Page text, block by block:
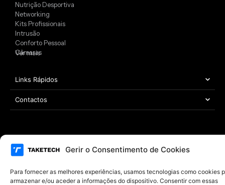
Gerir o Consentimento de Cookies
Para fornecer as melhores experiências, usamos tecnologias como cookies
armazenar e/ou aceder a informações do dispositivo. Consentir com essas
Nutrição Desportiva
Networking
Kits Profissionais
Intrusão
Conforto Pessoal
Câmaras
Ver mais
Links Rápidos
Contactos
Copyright © 2021 – 2026 TAKETECH | Todos os direitos reservados
Desenvolvido por